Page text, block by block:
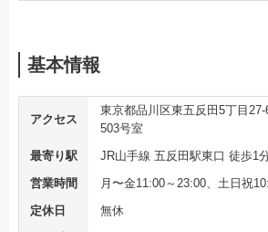
基本情報
アクセス
東京都品川区東五反⽥5丁⽬
503号室
最寄り駅
JR山手線 五反田駅東口 徒歩1
営業時間
月〜金11:00～23:00、土日祝
定休日
無休